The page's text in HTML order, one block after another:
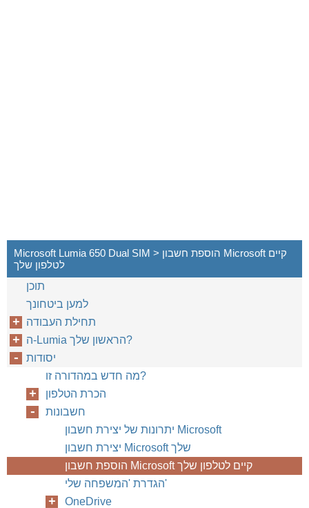
Microsoft Lumia 650 Dual SIM > הוספת חשבון Microsoft קיים
לטלפון שלך
תוכן
למען ביטחונך
ה-Lumia הראשון שלך?
יסודות
מה חדש במהדורה זו?
הכרת הטלפון
חשבונות
יתרונות של יצירת חשבון Microsoft
יצירת חשבון Microsoft שלך
הוספת חשבון Microsoft קיים לטלפון שלך
הגדרת 'המשפחה שלי'
OneDrive